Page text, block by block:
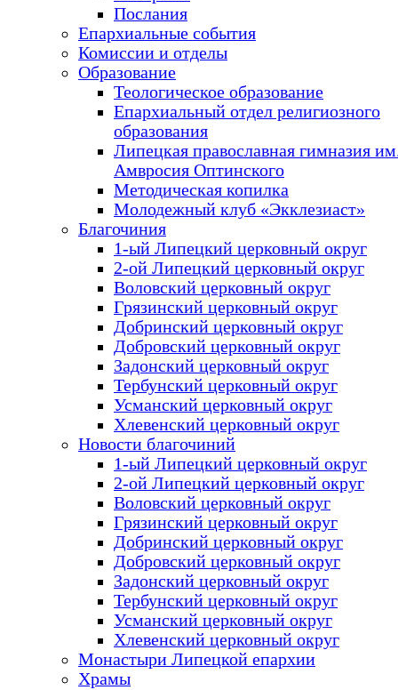
Послания
Епархиальные события
Комиссии и отделы
Образование
Теологическое образование
Епархиальный отдел религиозного
образования
Липецкая православная гимназия
Амвросия Оптинского
Методическая копилка
Молодежный клуб «Экклезиаст»
Благочиния
1-ый Липецкий церковный округ
2-ой Липецкий церковный округ
Воловский церковный округ
Грязинский церковный округ
Добринский церковный округ
Добровский церковный округ
Задонский церковный округ
Тербунский церковный округ
Усманский церковный округ
Хлевенский церковный округ
Новости благочиний
1-ый Липецкий церковный округ
2-ой Липецкий церковный округ
Воловский церковный округ
Грязинский церковный округ
Добринский церковный округ
Добровский церковный округ
Задонский церковный округ
Тербунский церковный округ
Усманский церковный округ
Хлевенский церковный округ
Монастыри Липецкой епархии
Храмы